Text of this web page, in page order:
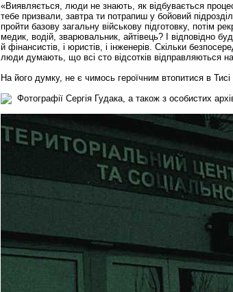
«Виявляється, люди не знають, як відбувається
тебе призвали, завтра ти потрапиш у бойовий
пройти базову загальну військову підготовку, потім
медик, водій, зварювальник, айтівець? І відповідно
й фінансистів, і юристів, і інженерів. Скільки
люди думають, що всі сто відсотків відправляються
На його думку, не є чимось героїчним втопитися в
Фотографії Сергія Гудака, а також з особистих